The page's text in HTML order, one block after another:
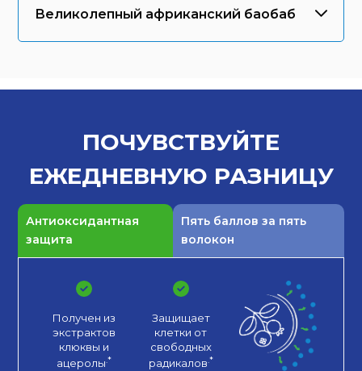
Великолепный африканский баобаб
ПОЧУВСТВУЙТЕ
ЕЖЕДНЕВНУЮ РАЗНИЦУ
Антиоксидантная
защита
Пять баллов за пять
волокон
Получен из
экстрактов
клюквы и
ацеролы.*
Защищает
клетки от
свободных
радикалов.*